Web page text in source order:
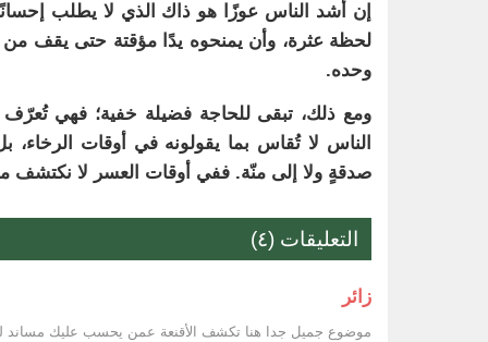
إن أشد الناس عوزًا هو ذاك الذي لا يطلب
لحظة عثرة، وأن يمنحوه يدًا مؤقتة حتى يقف
وحده.
ومع ذلك، تبقى للحاجة فضيلة خفية؛ فهي تُعرّف
الناس لا تُقاس بما يقولونه في أوقات الرخاء،
صدقةٍ ولا إلى منّة. ففي أوقات العسر لا نكتشف
التعليقات (٤)
زائر
موضوع جميل جدا هنا تكشف الأقنعة عمن يحسب عليك مساند